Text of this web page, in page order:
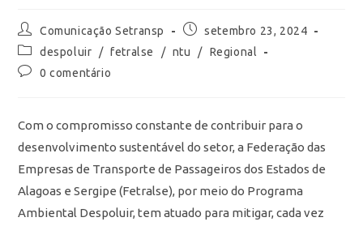
Comunicação Setransp
setembro 23, 2024
despoluir
/ fetralse / ntu / Regional
0 comentário
Com o compromisso constante de contribuir para o
desenvolvimento sustentável do setor, a Federação das
Empresas de Transporte de Passageiros dos Estados de
Alagoas e Sergipe (Fetralse), por meio do Programa
Ambiental Despoluir, tem atuado para mitigar, cada vez